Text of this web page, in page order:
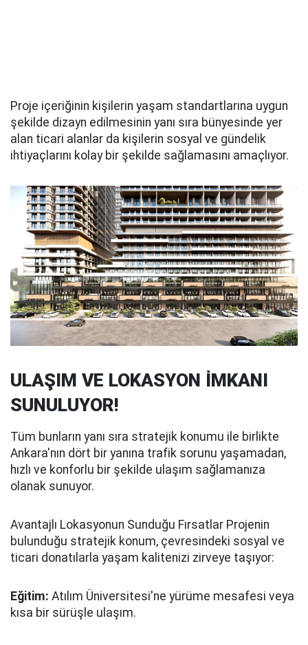
Proje içeriğinin kişilerin yaşam standartlarına uygun
şekilde dizayn edilmesinin yanı sıra bünyesinde yer
alan ticari alanlar da kişilerin sosyal ve gündelik
ihtiyaçlarını kolay bir şekilde sağlamasını amaçlıyor.
ULAŞIM VE LOKASYON İMKANI
SUNULUYOR!
Tüm bunların yanı sıra stratejik konumu ile birlikte
Ankara'nın dört bir yanına trafik sorunu yaşamadan,
hızlı ve konforlu bir şekilde ulaşım sağlamanıza
olanak sunuyor.
Avantajlı Lokasyonun Sunduğu Fırsatlar Projenin
bulunduğu stratejik konum, çevresindeki sosyal ve
ticari donatılarla yaşam kalitenizi zirveye taşıyor:
Eğitim: Atılım Üniversitesi'ne yürüme mesafesi veya
kısa bir sürüşle ulaşım.